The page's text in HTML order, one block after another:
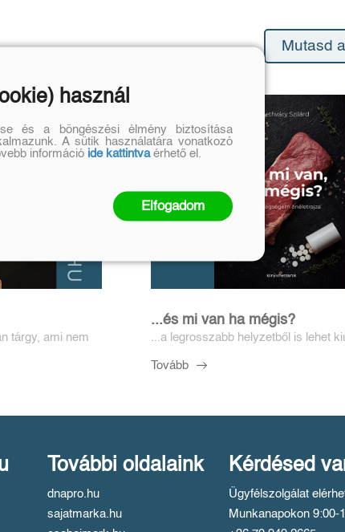
Mutasd
tárgy, ami nem
...és mi van ha mégis?
...a legrosszabb helyzetből is lehet
Tovább
További oldalaink
dnapro.hu
sajatmarka.hu
Kérdésed
Ügyfélszolgálat
Munkanapokon 9:00-
használ
és a böngészési élmény biztosítása
A sütik használatára vonatkozó
információ ide kattintvaérhető el.
Elfogadom